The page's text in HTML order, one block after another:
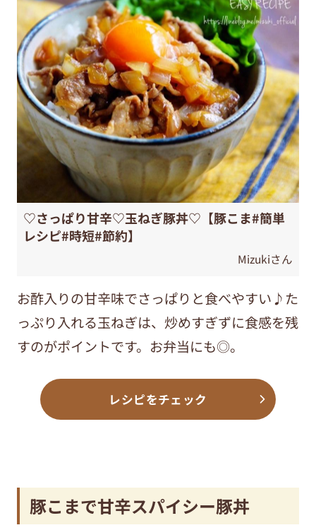
♡さっぱり甘辛♡玉ねぎ豚丼♡【豚こま#簡単
レシピ#時短#節約】
Mizukiさん
お酢入りの甘辛味でさっぱりと食べやすい♪た
っぷり入れる玉ねぎは、炒めすぎずに食感を残
すのがポイントです。お弁当にも◎。
レシピをチェック
豚こまで甘辛スパイシー豚丼